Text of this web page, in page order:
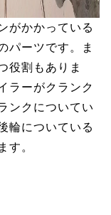
がかかっている
パーツです。ま
役割もありま
ラーがクランク
ンクについてい
輪についている
す。